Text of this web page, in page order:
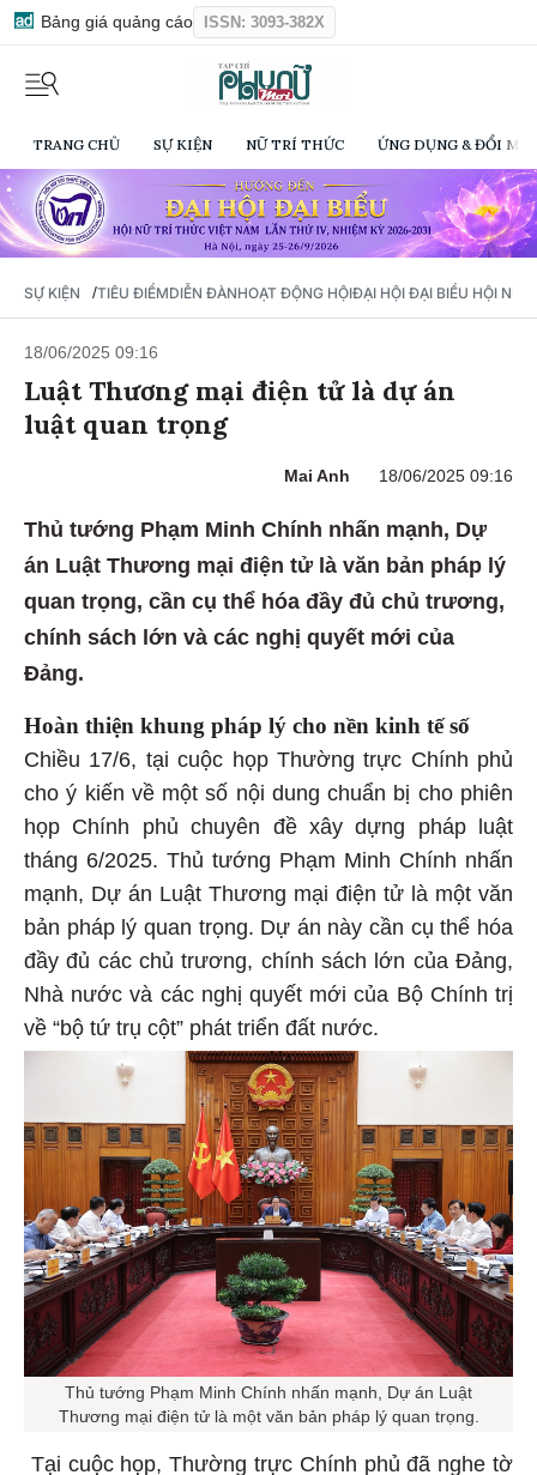
Bảng giá quảng cáo ISSN: 3093-382X
TRANG CHỦ SỰ KIỆN NỮ TRÍ THỨC ỨNG DỤNG & ĐỔI
SỰ KIỆN /TIÊU ĐIỂMDIỄN ĐÀNHOẠT ĐỘNG HỘIĐẠI HỘI ĐẠI BIỂU HỘI NỮ
18/06/2025 09:16
Luật Thương mại điện tử là dự án
luật quan trọng
Mai Anh 18/06/2025 09:16
Thủ tướng Phạm Minh Chính nhấn mạnh, Dự
án Luật Thương mại điện tử là văn bản pháp lý
quan trọng, cần cụ thể hóa đầy đủ chủ trương,
chính sách lớn và các nghị quyết mới của
Đảng.
Hoàn thiện khung pháp lý cho nền kinh tế số
Chiều 17/6, tại cuộc họp Thường trực Chính phủ
cho ý kiến về một số nội dung chuẩn bị cho phiên
họp Chính phủ chuyên đề xây dựng pháp luật
tháng 6/2025. Thủ tướng Phạm Minh Chính nhấn
mạnh, Dự án Luật Thương mại điện tử là một văn
bản pháp lý quan trọng. Dự án này cần cụ thể hóa
đầy đủ các chủ trương, chính sách lớn của Đảng,
Nhà nước và các nghị quyết mới của Bộ Chính trị
về “bộ tứ trụ cột” phát triển đất nước.
Thủ tướng Phạm Minh Chính nhấn mạnh, Dự án Luật
Thương mại điện tử là một văn bản pháp lý quan trọng.
Tại cuộc họp, Thường trực Chính phủ đã nghe tờ